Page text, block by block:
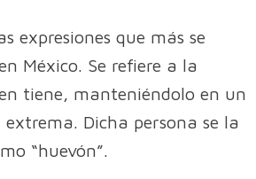
expresiones que más se
México. Se refiere a la
tiene, manteniéndolo en un
Dicha persona se la
“huevón”.